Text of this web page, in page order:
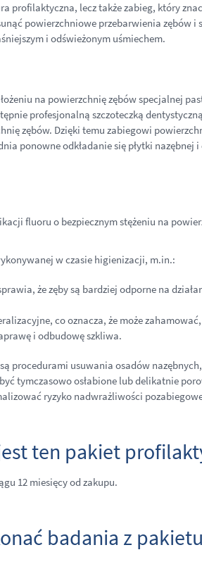
profilaktyczna, lecz także zabieg, który
powierzchniowe przebarwienia zębów i
i odświeżonym uśmiechem.
na powierzchnię zębów specjalnej
profesjonalną szczoteczką
zębów. Dzięki temu zabiegowi
ponowne odkładanie się płytki nazębnej
fluoru o bezpiecznym stężeniu na
w czasie higienizacji, m.in.:
że zęby są bardziej odporne na
co oznacza, że może
i odbudowę szkliwa.
procedurami usuwania osadów
tymczasowo osłabione lub delikatnie
ryzyko nadwrażliwości
ten pakiet
12 miesięcy od zakupu.
badania z